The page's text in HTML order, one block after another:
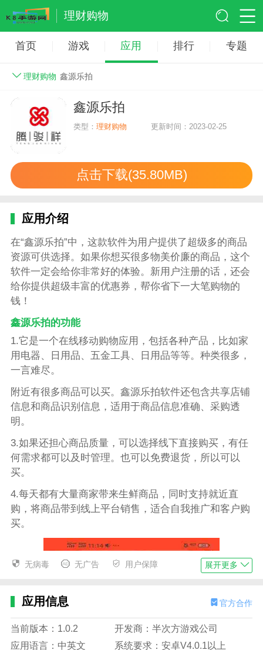
理财购物
首页 游戏 应用 排行 专题
理财购物 鑫源乐拍
鑫源乐拍
类型：理财购物 更新时间：2023-02-25
点击下载(35.80MB)
应用介绍
在“鑫源乐拍”中，这款软件为用户提供了超级多的商品
资源可供选择。如果你想买很多物美价廉的商品，这个
软件一定会给你非常好的体验。新用户注册的话，还会
给你提供超级丰富的优惠券，帮你省下一大笔购物的
钱！
鑫源乐拍的功能
1.它是一个在线移动购物应用，包括各种产品，比如家
用电器、日用品、五金工具、日用品等等。种类很多，
一言难尽。
附近有很多商品可以买。鑫源乐拍软件还包含共享店铺
信息和商品识别信息，适用于商品信息准确、采购透
明。
3.如果还担心商品质量，可以选择线下直接购买，有任
何需求都可以及时管理。也可以免费退货，所以可以
买。
4.每天都有大量商家带来生鲜商品，同时支持就近直
购，将商品带到线上平台销售，适合自我推广和客户购
买。
无病毒 无广告 用户保障 展开更多
应用信息 官方合作
当前版本：1.0.2
开发商：半次方游戏公司
应用语言：中英文
系统要求：安卓V4.0.1以上